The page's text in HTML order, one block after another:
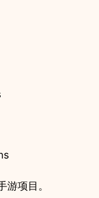
项目。